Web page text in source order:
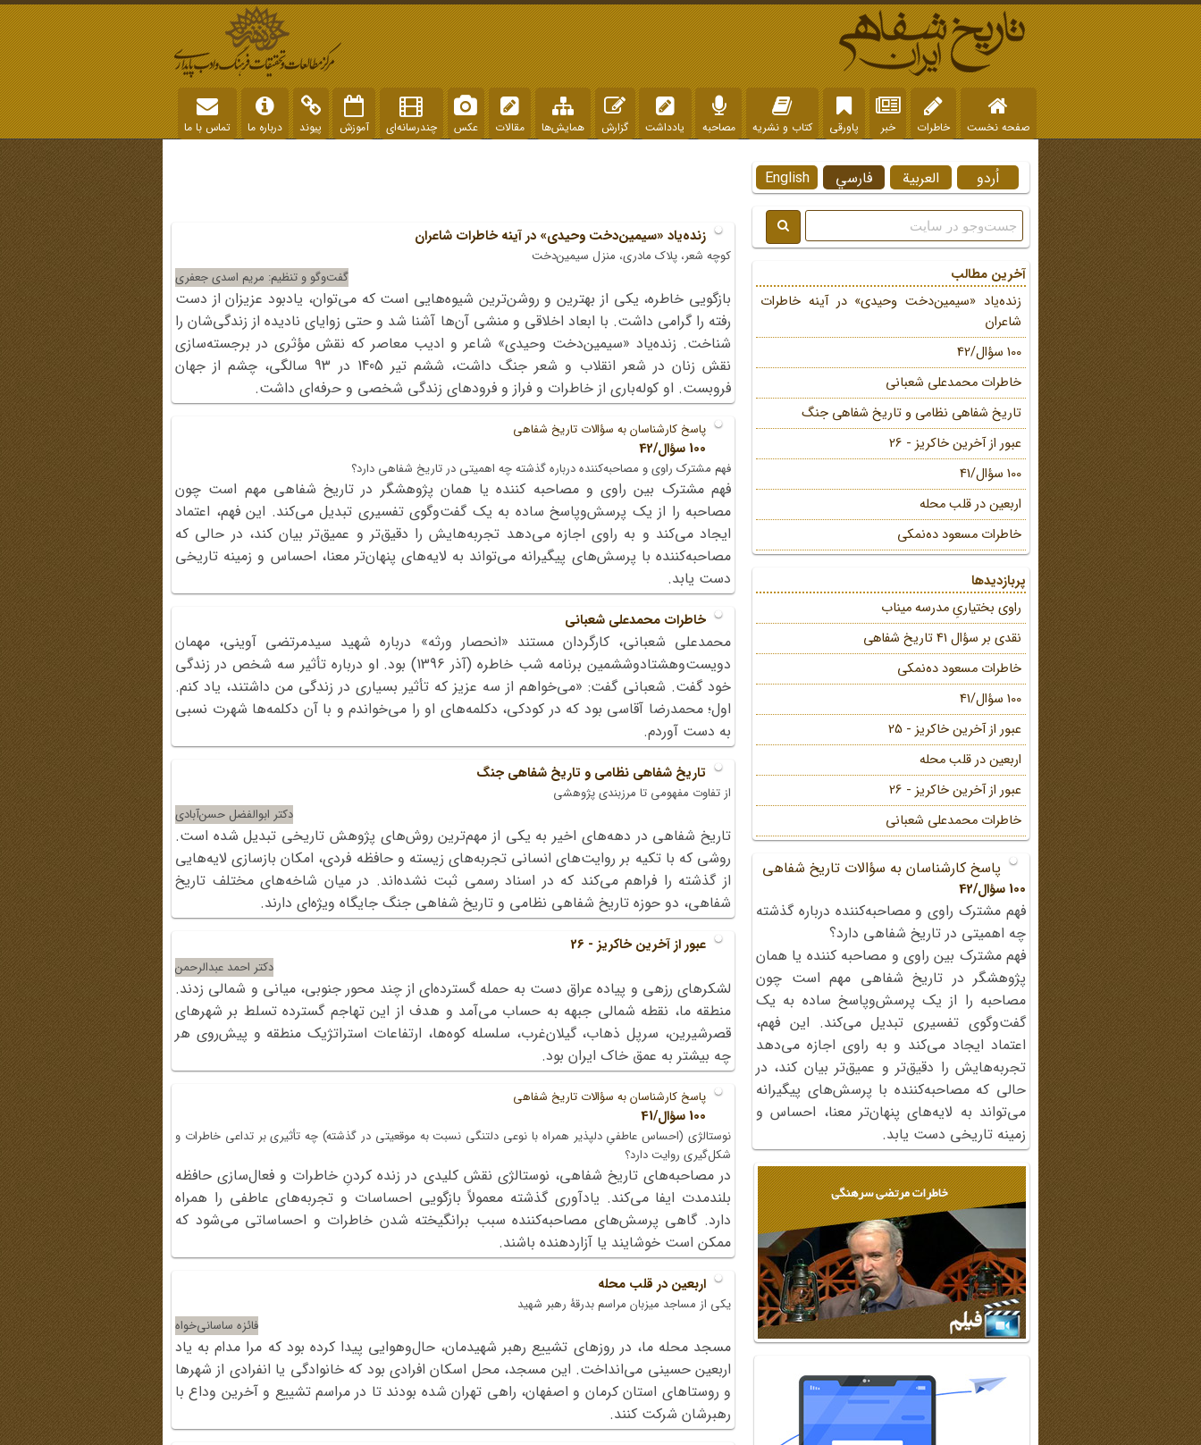
صفحه نخست خاطرات خبر پاورقی کتاب و نشریه مصاحبه یادداشت گزارش همایش‌ها مقالات عکس چندرسانه‌ای آموزش پیوند درباره ما تماس با ما
زنده‌یاد «سیمین‌دخت وحیدی» در آینه خاطرات شاعران
کوچه شعر، پلاک مادری، منزل سیمین‌دخت
گفت‌وگو و تنظیم: مریم اسدی جعفری
بازگویی خاطره، یکی از بهترین و روشن‌ترین شیوه‌هایی است که می‌توان، یادبود عزیزان از دست
رفته را گرامی داشت. با ابعاد اخلاقی و منشی آن‌ها آشنا شد و حتی زوایای نادیده از زندگی‌شان را
شناخت. زنده‌یاد «سیمین‌دخت وحیدی» شاعر و ادیب معاصر که نقش مؤثری در برجسته‌سازی
نقش زنان در شعر انقلاب و شعر جنگ داشت، ششم تیر 1405 در 93 سالگی، چشم از جهان
فروبست. او کوله‌باری از خاطرات و فراز و فرودهای زندگی شخصی و حرفه‌ای داشت.
پاسخ کارشناسان به سؤالات تاریخ شفاهی
100 سؤال/42
فهم مشترک راوی و مصاحبه‌کننده درباره گذشته چه اهمیتی در تاریخ شفاهی دارد؟
فهم مشترک بین راوی و مصاحبه کننده یا همان پژوهشگر در تاریخ شفاهی مهم است چون
مصاحبه را از یک پرسش‌وپاسخ ساده به یک گفت‌وگوی تفسیری تبدیل می‌کند. این فهم، اعتماد
ایجاد می‌کند و به راوی اجازه می‌دهد تجربه‌هایش را دقیق‌تر و عمیق‌تر بیان کند، در حالی که
مصاحبه‌کننده با پرسش‌های پیگیرانه می‌تواند به لایه‌های پنهان‌تر معنا، احساس و زمینه تاریخی
دست یابد.
خاطرات محمد‌علی شعبانی
محمد‌علی شعبانی، کارگردان مستند «انحصار ورثه» درباره شهید سیدمرتضی آوینی، مهمان
دویست‌وهشتادوششمین برنامه شب خاطره (آذر 1396) بود. او درباره تأثیر سه شخص در زندگی
خود گفت. شعبانی گفت: «می‌خواهم از سه عزیز که تأثیر بسیاری در زندگی من داشتند، یاد کنم.
اول؛ محمد‌رضا آقاسی بود که در کودکی، دکلمه‌های او را می‌خواندم و با آن دکلمه‌ها شهرت نسبی
به دست آوردم.
تاریخ شفاهی نظامی و تاریخ شفاهی جنگ
از تفاوت مفهومی تا مرزبندی پژوهشی
دکتر ابوالفضل حسن‌آبادی
تاریخ شفاهی در دهه‌های اخیر به یکی از مهم‌ترین روش‌های پژوهش تاریخی تبدیل شده است.
روشی که با تکیه بر روایت‌های انسانی تجربه‌های زیسته و حافظه فردی، امکان بازسازی لایه‌هایی
از گذشته را فراهم می‌کند که در اسناد رسمی ثبت نشده‌اند. در میان شاخه‌های مختلف تاریخ
شفاهی، دو حوزه تاریخ شفاهی نظامی و تاریخ شفاهی جنگ جایگاه ویژه‌ای دارند.
عبور از آخرین خاکریز - 26
دکتر احمد عبدالرحمن
لشکرهای رزهی و پیاده عراق دست به حمله گسترده‌ای از چند محور جنوبی، میانی و شمالی زدند.
منطقه ما، نقطه شمالی جبهه به حساب می‌آمد و هدف از این تهاجم گسترده تسلط بر شهرهای
قصرشیرین، سرپل ذهاب، گیلان‌غرب، سلسله کوه‌ها، ارتفاعات استراتژیک منطقه و پیش‌روی هر
چه بیشتر به عمق خاک ایران بود.
پاسخ کارشناسان به سؤالات تاریخ شفاهی
100 سؤال/41
نوستالژی (احساس عاطفیِ دلپذیر همراه با نوعی دلتنگی نسبت به موقعیتی در گذشته) چه تأثیری بر تداعی خاطرات و
شکل‌گیری روایت دارد؟
در مصاحبه‌های تاریخ شفاهی، نوستالژی نقش کلیدی در زنده کردنِ خاطرات و فعال‌سازی حافظه
بلندمدت ایفا می‌کند. یادآوری گذشته معمولاً بازگویی احساسات و تجربه‌های عاطفی را همراه
دارد. گاهی پرسش‌های مصاحبه‌کننده سبب برانگیخته شدن خاطرات و احساساتی می‌شود که
ممکن است خوشایند یا آزاردهنده باشند.
اربعین در قلب محله
یکی از مساجد میزبان مراسم بدرقۀ رهبر شهید
فائزه ساسانی‌خواه
مسجد محله ما، در روزهای تشییع رهبر شهیدمان، حال‌وهوایی پیدا کرده بود که مرا مدام به یاد
اربعین حسینی می‌انداخت. این مسجد، محل اسکان افرادی بود که خانوادگی یا انفرادی از شهرها
و روستاهای استان کرمان و اصفهان، راهی تهران شده بودند تا در مراسم تشییع و آخرین وداع با
رهبرشان شرکت کنند.
English فارسي العربية اُردو
آخرین مطالب
زنده‌یاد «سیمین‌دخت وحیدی» در آینه خاطرات
شاعران
100 سؤال/42
خاطرات محمد‌علی شعبانی
تاریخ شفاهی نظامی و تاریخ شفاهی جنگ
عبور از آخرین خاکریز - 26
100 سؤال/41
اربعین در قلب محله
خاطرات مسعود ده‌نمکی
پربازدیدها
راوی بختیاریِ مدرسه میناب
نقدی بر سؤال 41 تاریخ شفاهی
خاطرات مسعود ده‌نمکی
100 سؤال/41
عبور از آخرین خاکریز - 25
اربعین در قلب محله
عبور از آخرین خاکریز - 26
خاطرات محمد‌علی شعبانی
پاسخ کارشناسان به سؤالات تاریخ شفاهی
100 سؤال/42
فهم مشترک راوی و مصاحبه‌کننده درباره گذشته
چه اهمیتی در تاریخ شفاهی دارد؟
فهم مشترک بین راوی و مصاحبه کننده یا همان
پژوهشگر در تاریخ شفاهی مهم است چون
مصاحبه را از یک پرسش‌وپاسخ ساده به یک
گفت‌وگوی تفسیری تبدیل می‌کند. این فهم،
اعتماد ایجاد می‌کند و به راوی اجازه می‌دهد
تجربه‌هایش را دقیق‌تر و عمیق‌تر بیان کند، در
حالی که مصاحبه‌کننده با پرسش‌های پیگیرانه
می‌تواند به لایه‌های پنهان‌تر معنا، احساس و
زمینه تاریخی دست یابد.